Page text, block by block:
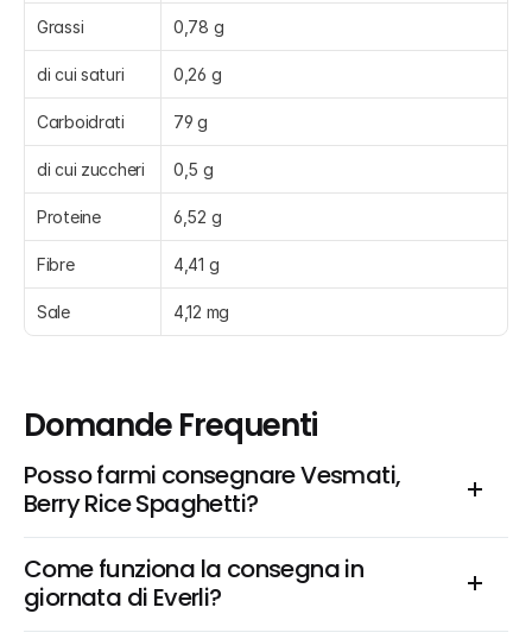
Grassi 0,78 g
di cui saturi 0,26 g
Carboidrati 79 g
di cui zuccheri 0,5 g
Proteine 6,52 g
Fibre 4,41 g
Sale 4,12 mg
Domande Frequenti
Posso farmi consegnare Vesmati,
Berry Rice Spaghetti?
Come funziona la consegna in
giornata di Everli?